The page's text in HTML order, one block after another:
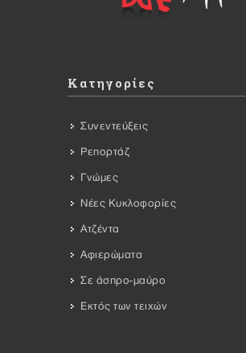
Κατηγορίες
Συνεντεύξεις
Ρεπορτάζ
Γνώμες
Νέες Κυκλοφορίες
Ατζέντα
Αφιερώματα
Σε άσπρο-μαύρο
Εκτός των τειχών